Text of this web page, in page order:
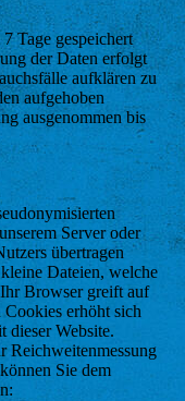
Tage gespeichert
der Daten erfolgt
aufklären zu
aufgehoben
ausgenommen bis
Server oder
übertragen
Dateien, welche
Browser greift auf
erhöht sich
dieser Website.
Reichweitenmessung
Sie dem